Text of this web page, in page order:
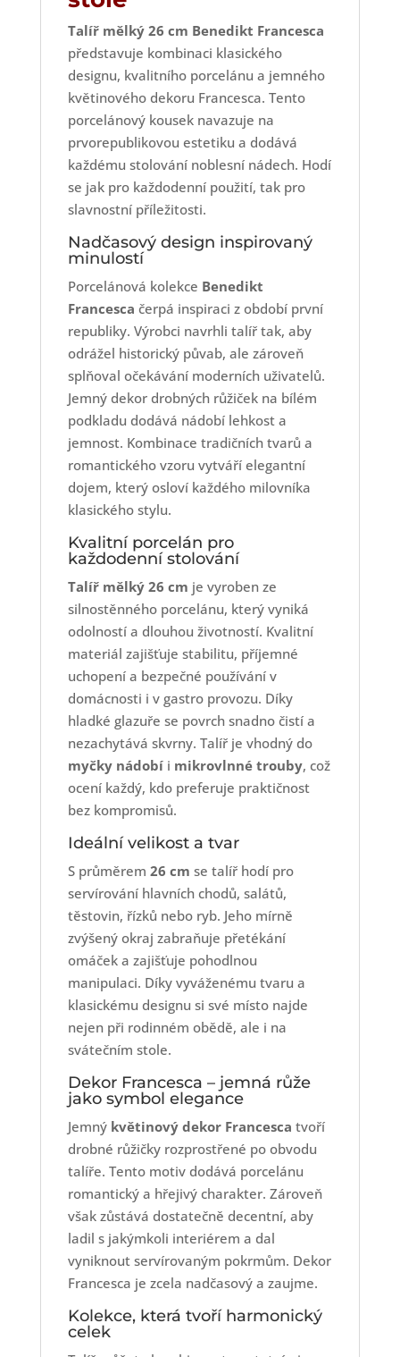
Talíř mělký 26 cm Benedikt Francesca
představuje kombinaci klasického
designu, kvalitního porcelánu a jemného
květinového dekoru Francesca. Tento
porcelánový kousek navazuje na
prvorepublikovou estetiku a dodává
každému stolování noblesní nádech. Hodí
se jak pro každodenní použití, tak pro
slavnostní příležitosti.
Nadčasový design inspirovaný
minulostí
Porcelánová kolekce Benedikt
Francesca čerpá inspiraci z období první
republiky. Výrobci navrhli talíř tak, aby
odrážel historický půvab, ale zároveň
splňoval očekávání moderních uživatelů.
Jemný dekor drobných růžiček na bílém
podkladu dodává nádobí lehkost a
jemnost. Kombinace tradičních tvarů a
romantického vzoru vytváří elegantní
dojem, který osloví každého milovníka
klasického stylu.
Kvalitní porcelán pro
každodenní stolování
Talíř mělký 26 cm je vyroben ze
silnostěnného porcelánu, který vyniká
odolností a dlouhou životností. Kvalitní
materiál zajišťuje stabilitu, příjemné
uchopení a bezpečné používání v
domácnosti i v gastro provozu. Díky
hladké glazuře se povrch snadno čistí a
nezachytává skvrny. Talíř je vhodný do
myčky nádobíi mikrovlnné trouby, což
ocení každý, kdo preferuje praktičnost
bez kompromisů.
Ideální velikost a tvar
S průměrem 26 cm se talíř hodí pro
servírování hlavních chodů, salátů,
těstovin, řízků nebo ryb. Jeho mírně
zvýšený okraj zabraňuje přetékání
omáček a zajišťuje pohodlnou
manipulaci. Díky vyváženému tvaru a
klasickému designu si své místo najde
nejen při rodinném obědě, ale i na
svátečním stole.
Dekor Francesca – jemná růže
jako symbol elegance
Jemný květinový dekor Francesca tvoří
drobné růžičky rozprostřené po obvodu
talíře. Tento motiv dodává porcelánu
romantický a hřejivý charakter. Zároveň
však zůstává dostatečně decentní, aby
ladil s jakýmkoli interiérem a dal
vyniknout servírovaným pokrmům. Dekor
Francesca je zcela nadčasový a zaujme.
Kolekce, která tvoří harmonický
celek